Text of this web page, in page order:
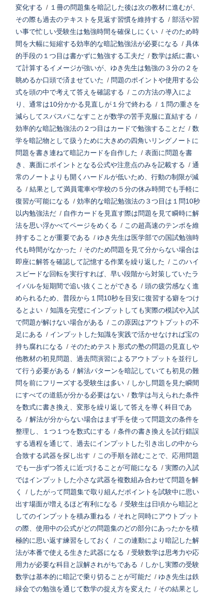
変化する / １冊の問題集を暗記した後は次の教材に進むが、
その際も過去のテキストを見返す習慣を維持する / 部活や習
い事で忙しい受験生は勉強時間を確保しにくい / そのため時
間を大幅に短縮する効率的な暗記勉強法が必要になる / 具体
的手段の１つ目は書かずに勉強する工夫だ / 数学は紙に書い
て計算するイメージが強いが、ゆき先生は勉強の３分の２を
眺めるか口頭で済ませていた / 問題のポイントや使用する公
式を頭の中で考えて答えを確認する / この方法の導入によ
り、通常は10分かかる見直しが１分で終わる / １問の重さを
減らしてスパスパこなすことが数学の苦手克服に直結する /
効率的な暗記勉強法の２つ目はカードで勉強することだ / 数
学を暗記物として扱うために大きめの四角いリングノートに
問題を書き連ねて暗記カードを自作した / 表面に問題を書
き、裏面にポイントとなる公式や注意点のみを記載する / 通
常のノートよりも開くハードルが低いため、行動の制限が減
る / 結果として満員電車や学校の５分の休み時間でも手軽に
復習が可能になる / 効率的な暗記勉強法の３つ目は１問10秒
以内勉強法だ / 自作カードを見直す際は問題を見て瞬時に解
法を思い浮かべてページをめくる / この超高速のテンポを維
持することが重要である / ゆき先生は医学部での国試勉強時
代も時間がなかった / そのため問題を見て分からない場合は
即座に解答を確認して記憶する作業を繰り返した / このハイ
スピードな回転を実行すれば、早い段階から対策していたラ
イバルを短期間で追い抜くことができる / 頭の疲労感なく進
められるため、普段から１問10秒を目安に復習する癖をつけ
るとよい / 知識を完璧にインプットしても実際の模試や入試
で問題が解けない場合がある / この原因はアウトプットの不
足にある / インプットした知識を実践で活かせなければ宝の
持ち腐れになる / そのためテスト形式の塾の問題の見直しや
他教材の初見問題、過去問演習によるアウトプットを並行し
て行う必要がある / 解法パターンを暗記していても初見の難
問を前にフリーズする受験生は多い / しかし問題を見た瞬間
にすべての道筋が分かる必要はない / 数学は与えられた条件
を数式に書き換え、変形を繰り返して答えを導く科目であ
る / 解法が分からない場合はまず手を使って問題文の条件を
整理し、１つ１つを数式にする / 条件の書き換えを試行錯誤
する過程を通じて、過去にインプットした引き出しの中から
合致する武器を探し出す / この手順を踏むことで、応用問題
でも一歩ずつ答えに近づけることが可能になる / 実際の入試
ではインプットした小さな武器を複数組み合わせて問題を解
く
/ したがって問題集で取り組んだポイントを試験中に思い
出す場面が増えるほど有利になる / 受験生は日頃から暗記と
してのインプットを積み重ねる / それと同時にアウトプット
の際、使用中の公式がどの問題集のどの部分にあったかを積
極的に思い返す練習をしておく
/ この連動により暗記した解
法が本番で使える生きた武器になる / 受験数学は思考力や応
用力が必要な科目と誤解されがちである / しかし実際の受験
数学は基本的に暗記で乗り切ることが可能だ / ゆき先生は鉄
緑会での勉強を通じて数学の捉え方を変えた / その結果とし